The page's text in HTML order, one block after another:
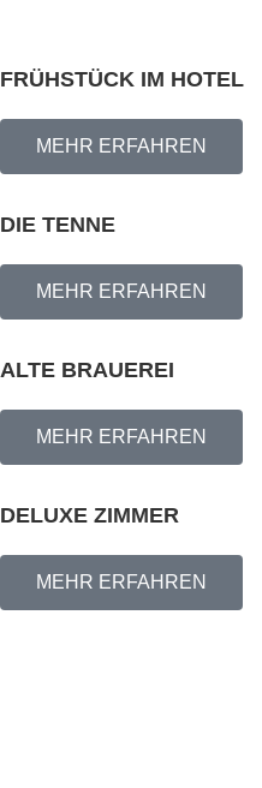
FRÜHSTÜCK IM HOTEL
MEHR ERFAHREN
DIE TENNE
MEHR ERFAHREN
ALTE BRAUEREI
MEHR ERFAHREN
DELUXE ZIMMER
MEHR ERFAHREN